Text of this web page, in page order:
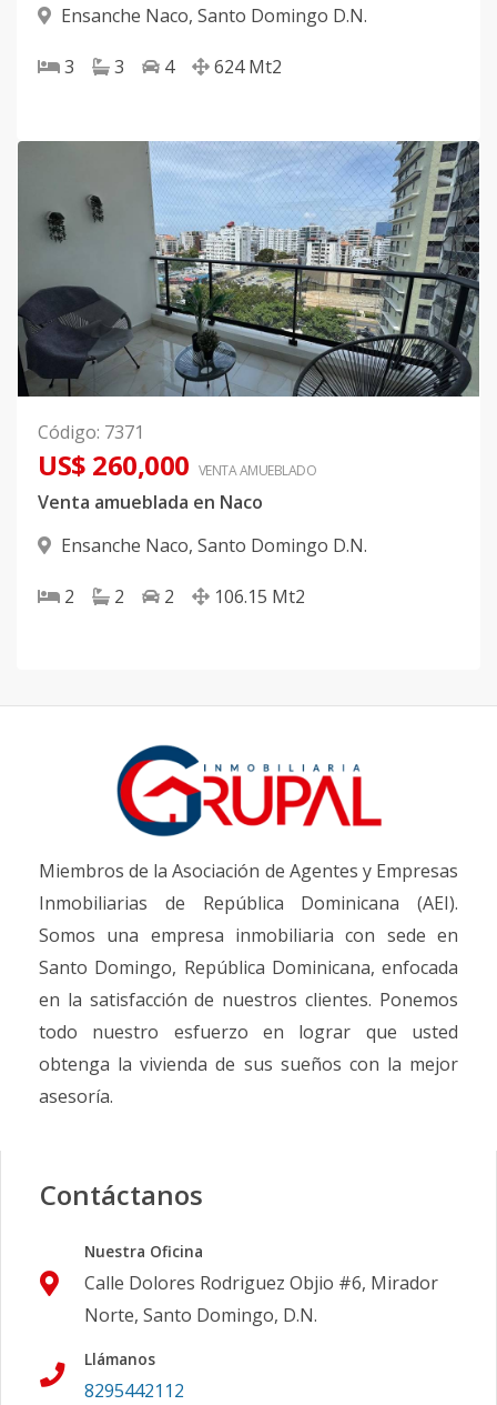
Ensanche Naco, Santo Domingo D.N.
3 3 4 624 Mt2
Código: 7371
US$ 260,000 VENTA AMUEBLADO
Venta amueblada en Naco
Ensanche Naco, Santo Domingo D.N.
2 2 2 106.15 Mt2
Miembros de la Asociación de Agentes y Empresas
Inmobiliarias de República Dominicana (AEI).
Somos una empresa inmobiliaria con sede en
Santo Domingo, República Dominicana, enfocada
en la satisfacción de nuestros clientes. Ponemos
todo nuestro esfuerzo en lograr que usted
obtenga la vivienda de sus sueños con la mejor
asesoría.
Contáctanos
Nuestra Oficina
Calle Dolores Rodriguez Objio #6, Mirador
Norte, Santo Domingo, D.N.
Llámanos
8295442112